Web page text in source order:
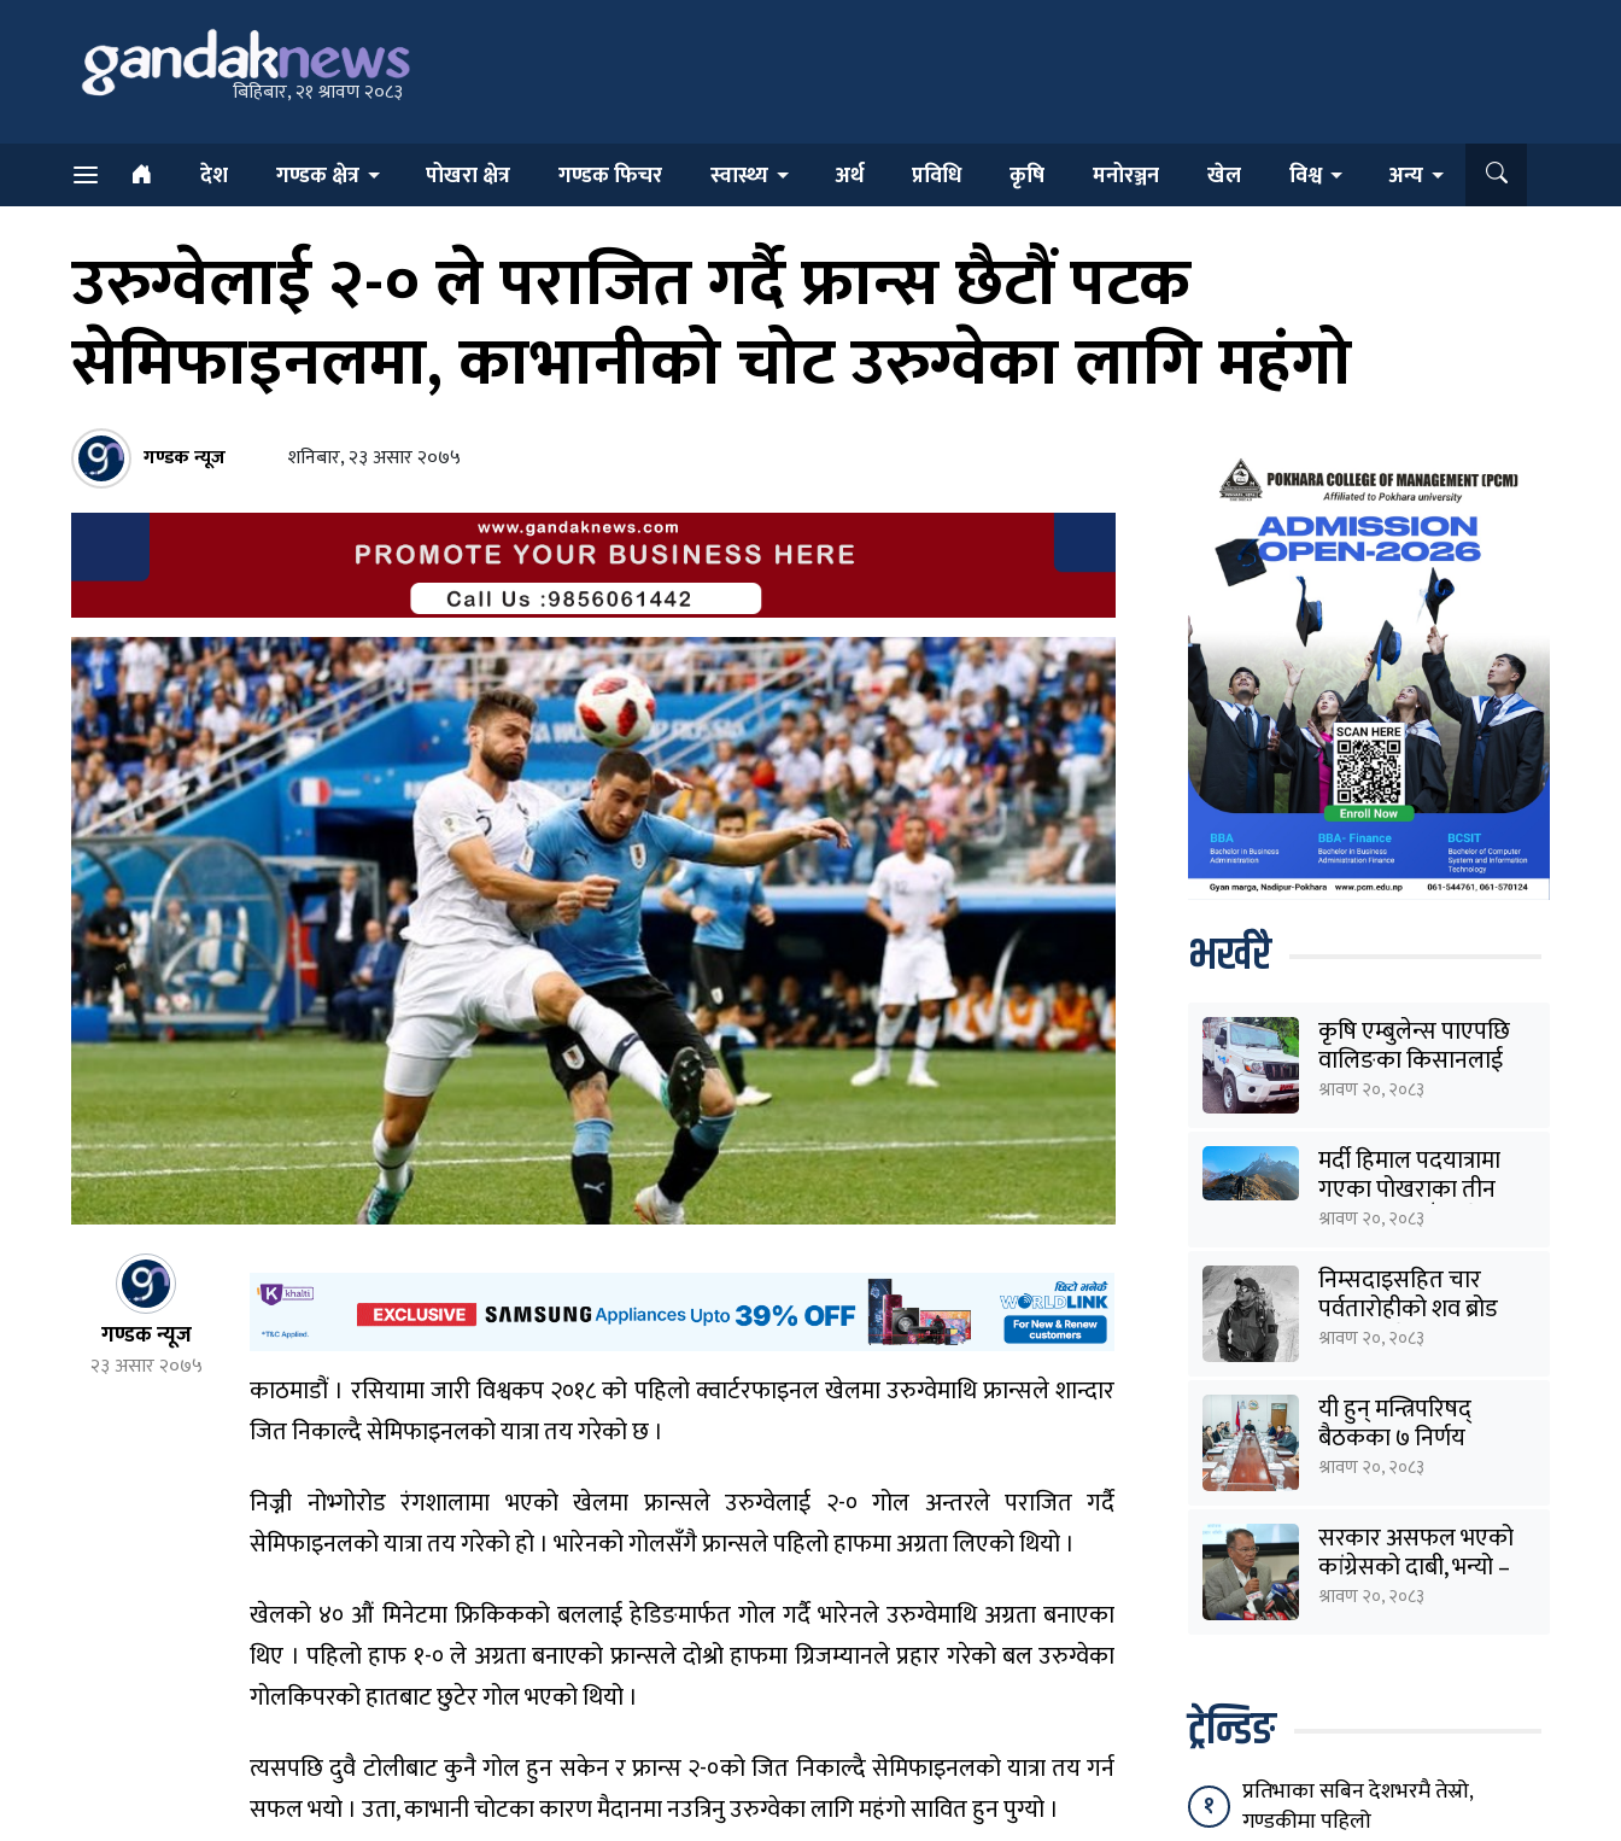
बिहिबार, २१ श्रावण २०८३
देश गण्डक क्षेत्र पोखरा क्षेत्र गण्डक फिचर स्वास्थ्य अर्थ प्रविधि कृषि मनोरञ्जन खेल विश्व अन्य
उरुग्वेलाई २-० ले पराजित गर्दै फ्रान्स छैटौं पटक
सेमिफाइनलमा, काभानीको चोट उरुग्वेका लागि महंगो
गण्डक न्यूज शनिबार, २३ असार २०७५
गण्डक न्यूज
२३ असार २०७५
काठमाडौं । रसियामा जारी विश्वकप २०१८ को पहिलो क्वार्टरफाइनल खेलमा उरुग्वेमाथि फ्रान्सले शान्दार
जित निकाल्दै सेमिफाइनलको यात्रा तय गरेको छ ।
निज्नी नोभ्गोरोड रंगशालामा भएको खेलमा फ्रान्सले उरुग्वेलाई २-० गोल अन्तरले पराजित गर्दै
सेमिफाइनलको यात्रा तय गरेको हो । भारेनको गोलसँगै फ्रान्सले पहिलो हाफमा अग्रता लिएको थियो ।
खेलको ४० औं मिनेटमा फ्रिकिकको बललाई हेडिङमार्फत गोल गर्दै भारेनले उरुग्वेमाथि अग्रता बनाएका
थिए । पहिलो हाफ १-० ले अग्रता बनाएको फ्रान्सले दोश्रो हाफमा ग्रिजम्यानले प्रहार गरेको बल उरुग्वेका
गोलकिपरको हातबाट छुटेर गोल भएको थियो ।
त्यसपछि दुवै टोलीबाट कुनै गोल हुन सकेन र फ्रान्स २-०को जित निकाल्दै सेमिफाइनलको यात्रा तय गर्न
सफल भयो । उता, काभानी चोटका कारण मैदानमा नउत्रिनु उरुग्वेका लागि महंगो सावित हुन पुग्यो ।
भर्खरै
कृषि एम्बुलेन्स पाएपछि
वालिङका किसानलाई
राहत
श्रावण २०, २०८३
मर्दी हिमाल पदयात्रामा
गएका पोखराका तीन
युवक बादलडाँडा क्षेत्रबाट
श्रावण २०, २०८३
निम्सदाइसहित चार
पर्वतारोहीको शव ब्रोड
पिकबाट बेस क्याम्पमा
श्रावण २०, २०८३
यी हुन् मन्त्रिपरिषद्
बैठकका ७ निर्णय
श्रावण २०, २०८३
सरकार असफल भएको
कांग्रेसको दाबी, भन्यो –
‘जनविश्वासको संकटमा
श्रावण २०, २०८३
ट्रेन्डिङ
१
प्रतिभाका सबिन देशभरमै तेस्रो,
गण्डकीमा पहिलो